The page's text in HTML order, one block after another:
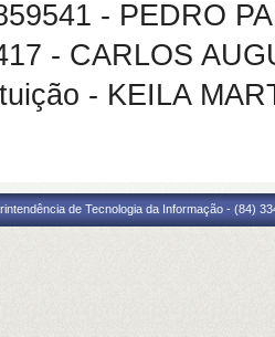
- PEDRO
- CARLOS
- KEILA
de Tecnologia da Informação - (84)